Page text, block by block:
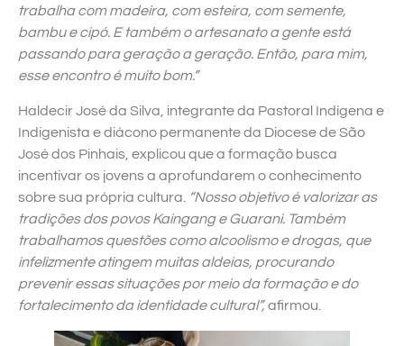
trabalha com madeira, com esteira, com semente,
bambu e cipó. E também o artesanato a gente está
passando para geração a geração. Então, para mim,
esse encontro é muito bom.”
Haldecir José da Silva, integrante da Pastoral Indígena e
Indigenista e diácono permanente da Diocese de São
José dos Pinhais, explicou que a formação busca
incentivar os jovens a aprofundarem o conhecimento
sobre sua própria cultura.
“Nosso objetivo é valorizar as
tradições dos povos Kaingang e Guarani. Também
trabalhamos questões como alcoolismo e drogas, que
infelizmente atingem muitas aldeias, procurando
prevenir essas situações por meio da formação e do
fortalecimento da identidade cultural”,afirmou.